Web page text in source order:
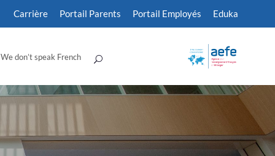
Carrière Portail Parents Portail Employés Eduka
We don’t speak French